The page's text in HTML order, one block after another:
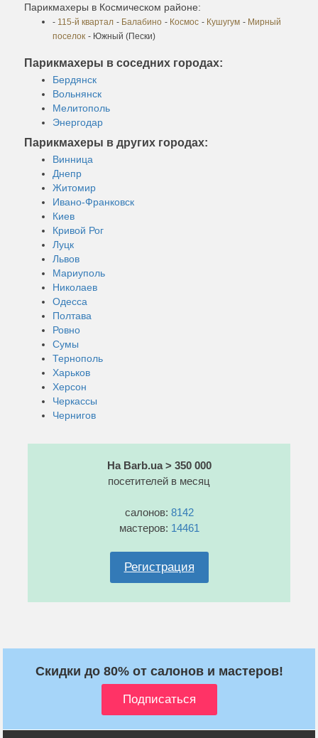
Парикмахеры в Космическом районе:
- 115-й квартал - Балабино - Космос - Кушугум - Мирный
поселок - Южный (Пески)
Парикмахеры в соседних городах:
Бердянск
Вольнянск
Мелитополь
Энергодар
Парикмахеры в других городах:
Винница
Днепр
Житомир
Ивано-Франковск
Киев
Кривой Рог
Луцк
Львов
Мариуполь
Николаев
Одесса
Полтава
Ровно
Сумы
Тернополь
Харьков
Херсон
Черкассы
Чернигов
На Barb.ua > 350 000
посетителей в месяц
салонов: 8142
мастеров: 14461
Регистрация
Скидки до 80% от салонов и мастеров!